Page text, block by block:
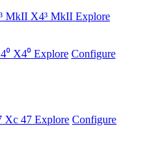
X4³ MkII Explore
X4⁰ Explore Configure
Xc 47 Explore Configure